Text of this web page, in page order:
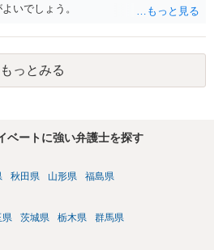
いでしょう。
もっとみる
ベートに強い弁護士を探す
秋田県 山形県 福島県
県 茨城県 栃木県 群馬県